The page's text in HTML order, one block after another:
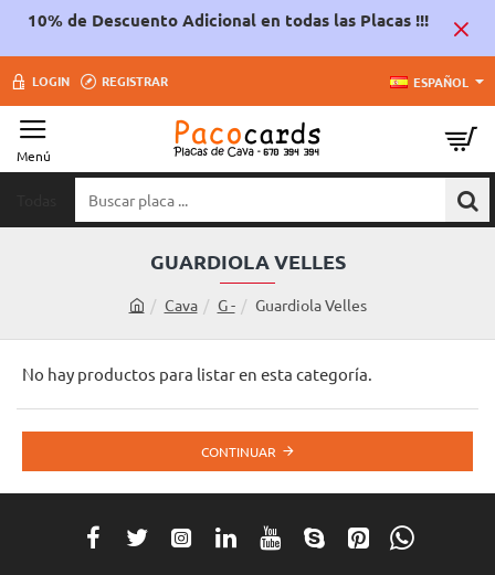
10% de Descuento Adicional en todas las Placas !!!
LOGIN REGISTRAR ESPAÑOL
placa
GUARDIOLA VELLES
o
m
Cava G - Guardiola Velles
No hay productos para listar en esta categoría.
CONTINUAR